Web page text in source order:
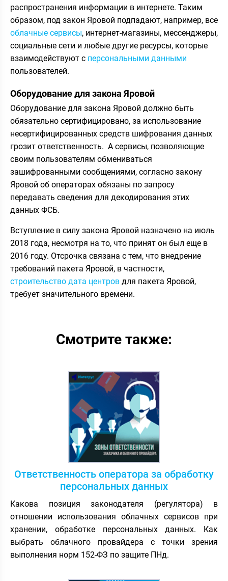
распространения информации в интернете. Таким
образом, под закон Яровой подпадают, например, все
облачные сервисы, интернет-магазины, мессенджеры,
социальные сети и любые другие ресурсы, которые
взаимодействуют с персональными данными
пользователей.
Оборудование для закона Яровой
Оборудование для закона Яровой должно быть
обязательно сертифицировано, за использование
несертифицированных средств шифрования данных
грозит ответственность. А сервисы, позволяющие
своим пользователям обмениваться
зашифрованными сообщениями, согласно закону
Яровой об операторах обязаны по запросу
передавать сведения для декодирования этих
данных ФСБ.
Вступление в силу закона Яровой назначено на июль
2018 года, несмотря на то, что принят он был еще в
2016 году. Отсрочка связана с тем, что внедрение
требований пакета Яровой, в частности,
строительство дата центров для пакета Яровой,
требует значительного времени.
Смотрите также:
Ответственность оператора за обработку
персональных данных
Какова позиция законодателя (регулятора) в
отношении использования облачных сервисов при
хранении, обработке персональных данных. Как
выбрать облачного провайдера с точки зрения
выполнения норм 152-ФЗ по защите ПНд.